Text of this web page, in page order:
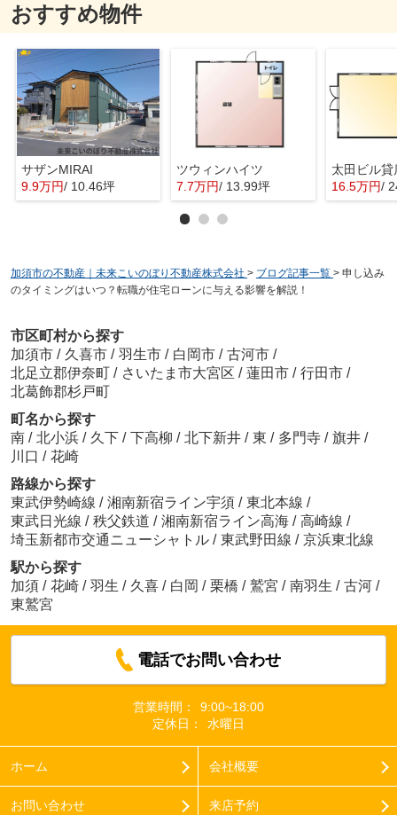
おすすめ物件
サザンMIRAI
9.9万円/ 10.46坪
ツウィンハイツ
7.7万円/ 13.99坪
太田ビル
16.5万円/
加須市の不動産｜未来こいのぼり不動産株式会社 > ブログ記事一覧 > 申し込み
のタイミングはいつ？転職が住宅ローンに与える影響を解説！
市区町村から探す
加須市 / 久喜市 / 羽生市 / 白岡市 / 古河市 /
北足立郡伊奈町 / さいたま市大宮区 / 蓮田市 / 行田市 /
北葛飾郡杉戸町
町名から探す
南 / 北小浜 / 久下 / 下高柳 / 北下新井 / 東 / 多門寺 / 旗井 /
川口 / 花崎
路線から探す
東武伊勢崎線 / 湘南新宿ライン宇須 / 東北本線 /
東武日光線 / 秩父鉄道 / 湘南新宿ライン高海 / 高崎線 /
埼玉新都市交通ニューシャトル / 東武野田線 / 京浜東北線
駅から探す
加須 / 花崎 / 羽生 / 久喜 / 白岡 / 栗橋 / 鷲宮 / 南羽生 / 古河 /
東鷲宮
電話でお問い合わせ
営業時間：
9:00~18:00
定休日：
水曜日
ホーム 会社概要
お問い合わせ 来店予約